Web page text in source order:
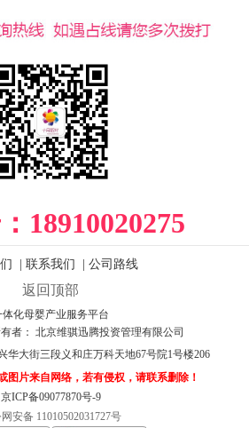
18910020275
联系我们 公司路线
返回顶部
体化母婴产业服务平台
者： 北京维骐迅腾投资管理有限公司
华大街三段义和庄万科天地67号院1号楼206
图片来自网络，若有侵权，请联系删除！
京ICP备09077870号-9
安备 11010502031727号